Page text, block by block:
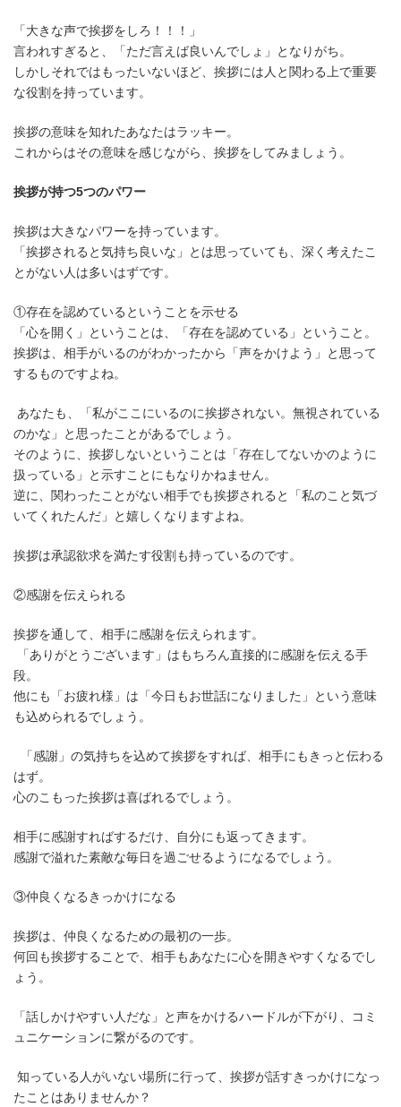
「大きな声で挨拶をしろ！！！」
言われすぎると、「ただ言えば良いんでしょ」となりがち。
しかしそれではもったいないほど、挨拶には人と関わる上で重要
な役割を持っています。
挨拶の意味を知れたあなたはラッキー。
これからはその意味を感じながら、挨拶をしてみましょう。
挨拶が持つ5つのパワー
挨拶は大きなパワーを持っています。
「挨拶されると気持ち良いな」とは思っていても、深く考えたこ
とがない人は多いはずです。
①存在を認めているということを示せる
「心を開く」ということは、「存在を認めている」ということ。
挨拶は、相手がいるのがわかったから「声をかけよう」と思って
するものですよね。
あなたも、「私がここにいるのに挨拶されない。無視されている
のかな」と思ったことがあるでしょう。
そのように、挨拶しないということは「存在してないかのように
扱っている」と示すことにもなりかねません。
逆に、関わったことがない相手でも挨拶されると「私のこと気づ
いてくれたんだ」と嬉しくなりますよね。
挨拶は承認欲求を満たす役割も持っているのです。
②感謝を伝えられる
挨拶を通して、相手に感謝を伝えられます。
「ありがとうございます」はもちろん直接的に感謝を伝える手
段。
他にも「お疲れ様」は「今日もお世話になりました」という意味
も込められるでしょう。
「感謝」の気持ちを込めて挨拶をすれば、相手にもきっと伝わる
はず。
心のこもった挨拶は喜ばれるでしょう。
相手に感謝すればするだけ、自分にも返ってきます。
感謝で溢れた素敵な毎日を過ごせるようになるでしょう。
③仲良くなるきっかけになる
挨拶は、仲良くなるための最初の一歩。
何回も挨拶することで、相手もあなたに心を開きやすくなるでし
ょう。
「話しかけやすい人だな」と声をかけるハードルが下がり、コミ
ュニケーションに繋がるのです。
知っている人がいない場所に行って、挨拶が話すきっかけになっ
たことはありませんか？